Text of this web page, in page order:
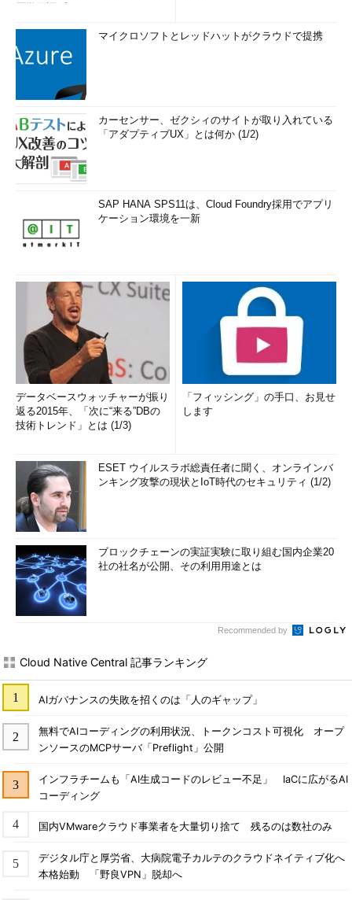
マイクロソフトとレッドハットがクラウドで提携
カーセンサー、ゼクシィのサイトが取り入れている
「アダプティブUX」とは何か (1/2)
SAP HANA SPS11は、Cloud Foundry採用でアプリ
ケーション環境を一新
データベースウォッチャーが振り
返る2015年、「次に“来る”DBの
技術トレンド」とは (1/3)
「フィッシング」の手口、お見せ
します
ESET ウイルスラボ総責任者に聞く、オンラインバ
ンキング攻撃の現状とIoT時代のセキュリティ (1/2)
ブロックチェーンの実証実験に取り組む国内企業20
社の社名が公開、その利用用途とは
Recommended by
Cloud Native Central 記事ランキング
AIガバナンスの失敗を招くのは「人のギャップ」
無料でAIコーディングの利用状況、トークンコスト可視化 オープ
ンソースのMCPサーバ「Preflight」公開
インフラチームも「AI生成コードのレビュー不足」 IaCに広がるAI
コーディング
国内VMwareクラウド事業者を大量切り捨て 残るのは数社のみ
デジタル庁と厚労省、大病院電子カルテのクラウドネイティブ化へ
本格始動 「野良VPN」脱却へ